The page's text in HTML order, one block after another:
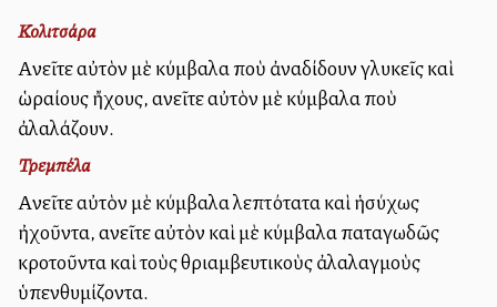
Κολιτσάρα
Αἰνεῖτε αὐτὸν μὲ κύμβαλα ποὺ ἀναδίδουν γλυκεῖς καὶ
ὡραίους ἤχους, αἰνεῖτε αὐτὸν μὲ κύμβαλα ποὺ
ἀλαλάζουν.
Τρεμπέλα
Αἰνεῖτε αὐτὸν μὲ κύμβαλα λεπτότατα καὶ ἡσύχως
ἠχοῦντα, αἰνεῖτε αὐτὸν καὶ μὲ κύμβαλα παταγωδῶς
κροτοῦντα καὶ τοὺς θριαμβευτικοὺς ἀλαλαγμοὺς
ὑπενθυμίζοντα.